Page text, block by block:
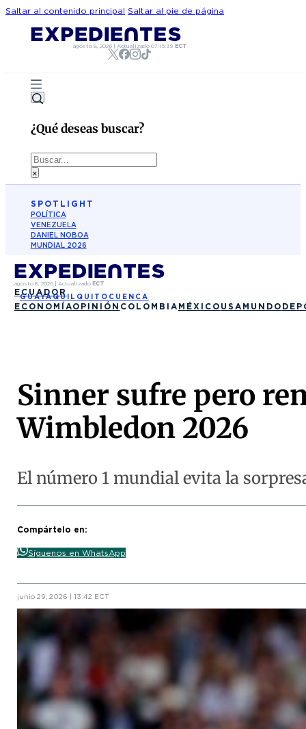
Saltar al contenido principal Saltar al pie de página
agosto 8, 2026| Actualizado 07:15:39 ECT
¿Qué deseas buscar?
Buscar
×
SPOTLIGHT
POLÍTICA
VENEZUELA
DANIEL NOBOA
MUNDIAL 2026
agosto 8, 2026| Actualizado ECT
ECUADOR
GUAYAQUIL QUITO CUENCA
ECONOMÍAOPINIÓN COLOMBIA MÉXICO USA MUNDO
Sinner sufre pero
Wimbledon 2026
El número 1 mundial evita la
Compártelo en:
Síguenos en WhatsApp
junio 29, 2026 | 13:42 ECT